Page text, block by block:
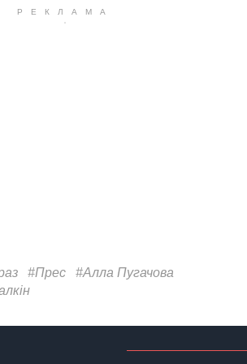
#Прес
#Алла Пугачова